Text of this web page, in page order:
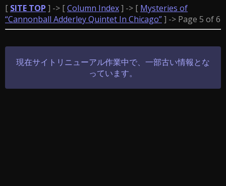
[ SITE TOP ] -> [Column Index] -> [ Mysteries of
“Cannonball Adderley Quintet In Chicago”] -> Page 5 of 6
現在サイトリニューアル作業中で、一部古い情報とな
っています。